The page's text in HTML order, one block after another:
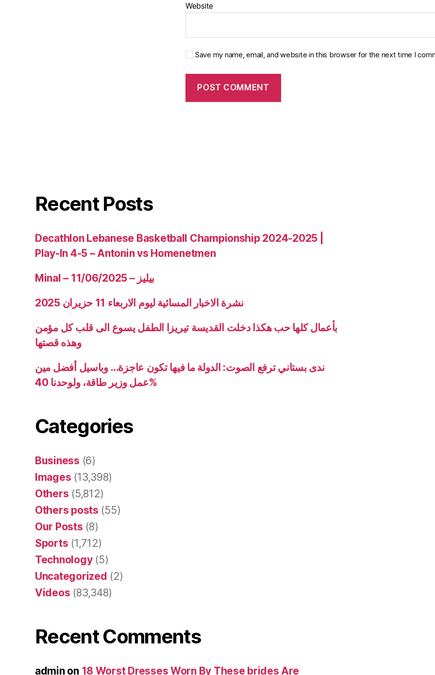
Website
Save my name, email, and website in this browser for the next time I
Recent Posts
Decathlon Lebanese Basketball Championship 2024-2025 |
Play-In 4-5 – Antonin vs Homenetmen
Minal – 11/06/2025 – بيليز
نشرة الاخبار المسائية ليوم الاربعاء 11 حزيران 2025
بأعمال كلها حب هكذا دخلت القديسة تيريزا الطفل يسوع الى قلب كل مؤمن
وهذه قصتها
ندى بستاني ترفع الصوت: الدولة ما فيها تكون عاجزة… وباسيل أفضل مين
عمل وزير طاقة، ولوحدنا 40%
Categories
Business (6)
Images (13,398)
Others (5,812)
Others posts (55)
Our Posts (8)
Sports (1,712)
Technology(5)
Uncategorized (2)
Videos (83,348)
Recent Comments
adminon 18 Worst Dresses Worn By These brides Are